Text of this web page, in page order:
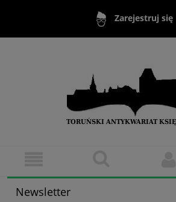
Zarejestruj się
Newsletter